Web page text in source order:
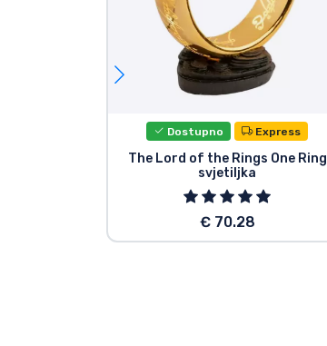
Dostupno Express
The Lord of the Rings One Ring
svjetiljka
€ 70.28